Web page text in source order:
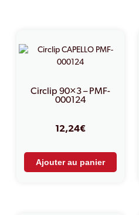
Circlip 90×3 – PMF-
000124
12,24€
Ajouter au panier